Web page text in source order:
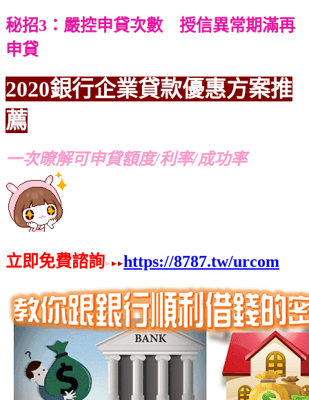
秘招3：嚴控申貸次數 授信異常期滿再
申貸
2020銀行企業貸款優惠方案推
薦
一次暸解可申貸額度/利率/成功率
立即免費諮詢 https://8787.tw/urcom